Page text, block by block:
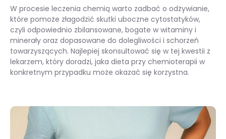
W procesie leczenia chemią warto zadbać o odżywianie,
które pomoże złagodzić skutki uboczne cytostatyków,
czyli odpowiednio zbilansowane, bogate w witaminy i
minerały oraz dopasowane do dolegliwości i schorzeń
towarzyszących. Najlepiej skonsultować się w tej kwestii z
lekarzem, który doradzi, jaka dieta przy chemioterapii w
konkretnym przypadku może okazać się korzystna.